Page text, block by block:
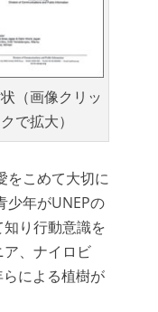
（画像クリッ
クで拡大）
をこめて大切に
少年がUNEPの
り行動意識を
、ナイロビ
による植樹が